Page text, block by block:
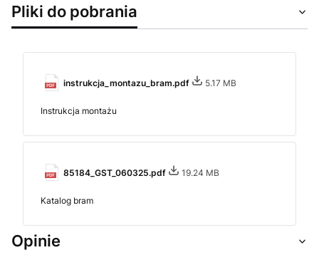
Pliki do pobrania
instrukcja_montazu_bram.pdf 5.17 MB
Instrukcja montażu
85184_GST_060325.pdf 19.24 MB
Katalog bram
Opinie